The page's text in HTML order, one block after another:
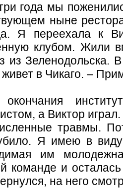
года мы
ныне
Я переехала к
клубом. Жили
из Зеленодольска.
живет в Чикаго. –
а Виктор
травмы.
Я имею в
им
команде и
на него